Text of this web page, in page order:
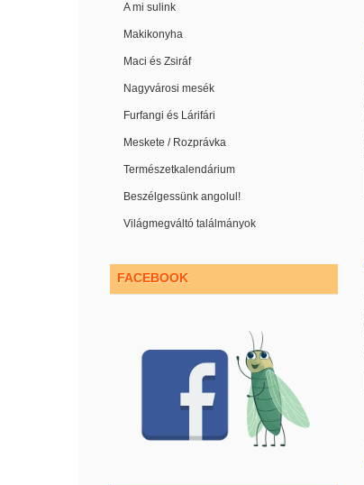
A mi sulink
Makikonyha
Maci és Zsiráf
Nagyvárosi mesék
Furfangi és Lárifári
Meskete / Rozprávka
Természetkalendárium
Beszélgessünk angolul!
Világmegváltó találmányok
FACEBOOK